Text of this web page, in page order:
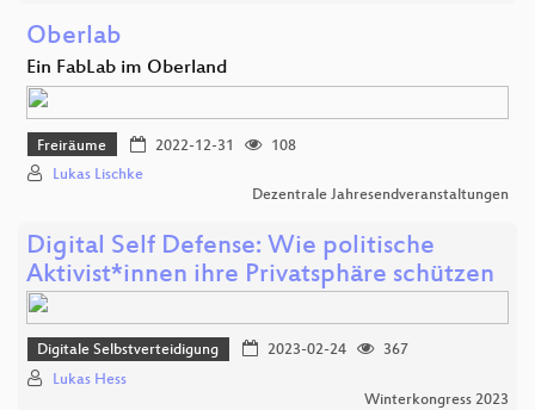
Oberlab
Ein FabLab im Oberland
Freiräume 2022-12-31
108
Lukas Lischke
Dezentrale Jahresendveranstaltungen
Digital Self Defense: Wie politische
Aktivist*innen ihre Privatsphäre schützen
Digitale Selbstverteidigung 2023-02-24
367
Lukas Hess
Winterkongress 2023